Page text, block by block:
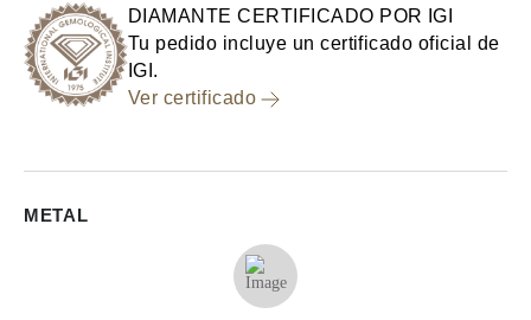
DIAMANTE CERTIFICADO POR IGI
Tu pedido incluye un certificado oficial de
IGI.
Ver certificado
METAL